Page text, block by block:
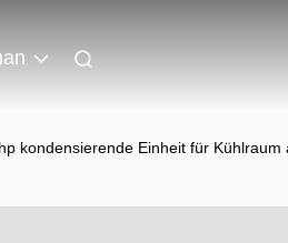
kondensierende Einheit für Kühlraum